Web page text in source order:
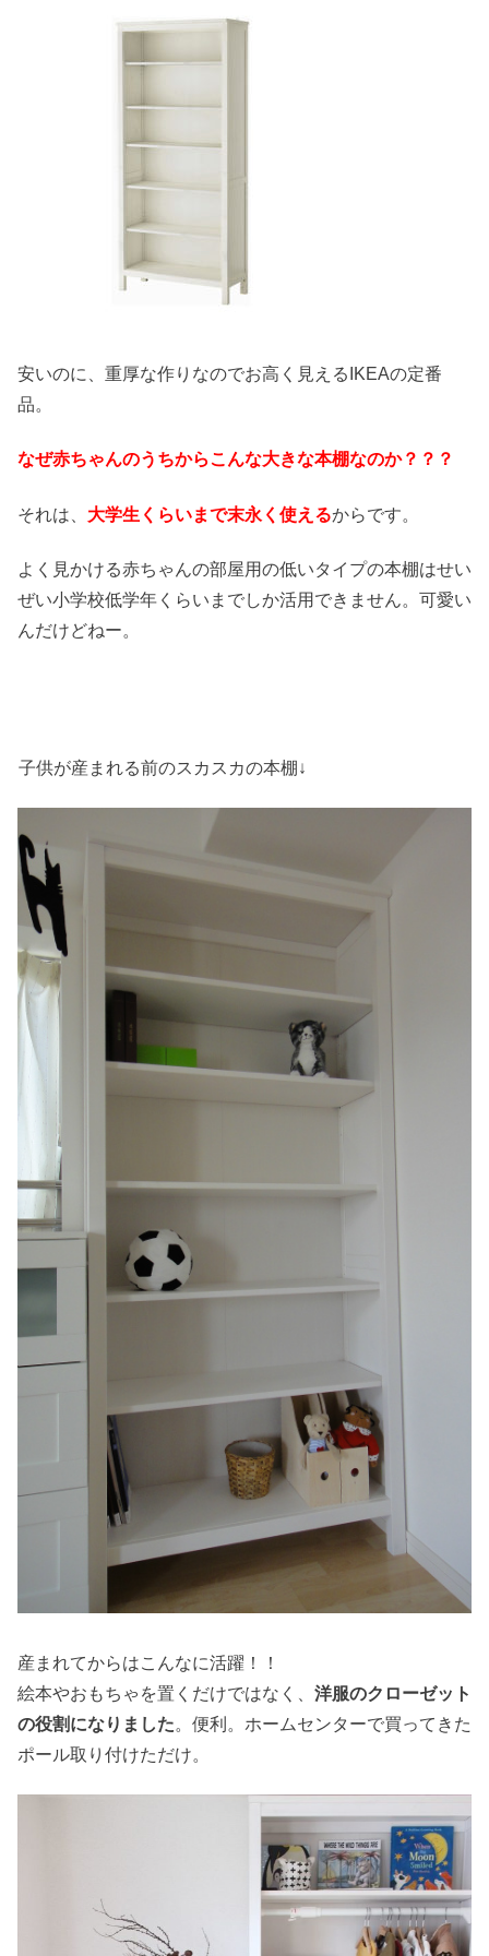
安いのに、重厚な作りなのでお高く見えるIKEAの定番
品。
なぜ赤ちゃんのうちからこんな大きな本棚なのか？？？
それは、 大学生くらいまで末永く使えるからです。
よく見かける赤ちゃんの部屋用の低いタイプの本棚はせい
ぜい小学校低学年くらいまでしか活用できません。可愛い
んだけどねー。
子供が産まれる前のスカスカの本棚↓
産まれてからはこんなに活躍！！
絵本やおもちゃを置くだけではなく、 洋服のクローゼット
の役割になりました。便利。ホームセンターで買ってきた
ポール取り付けただけ。